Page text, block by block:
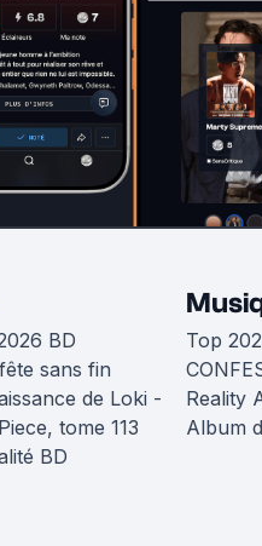
BD
sans fin
de Loki -
tome 113
BD
Top
Reality
Album